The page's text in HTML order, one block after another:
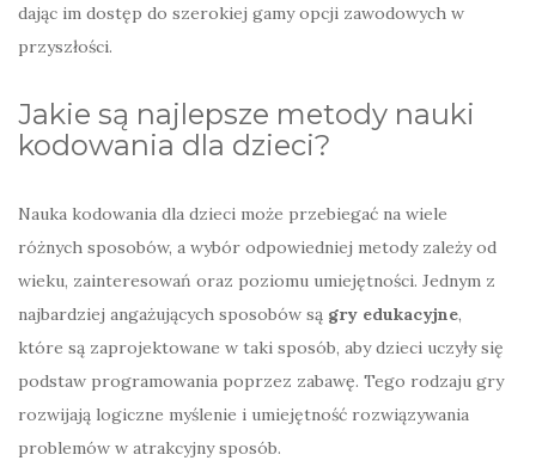
dając im dostęp do szerokiej gamy opcji zawodowych w
przyszłości.
Jakie są najlepsze metody nauki
kodowania dla dzieci?
Nauka kodowania dla dzieci może przebiegać na wiele
różnych sposobów, a wybór odpowiedniej metody zależy od
wieku, zainteresowań oraz poziomu umiejętności. Jednym z
najbardziej angażujących sposobów są gry edukacyjne,
które są zaprojektowane w taki sposób, aby dzieci uczyły się
podstaw programowania poprzez zabawę. Tego rodzaju gry
rozwijają logiczne myślenie i umiejętność rozwiązywania
problemów w atrakcyjny sposób.